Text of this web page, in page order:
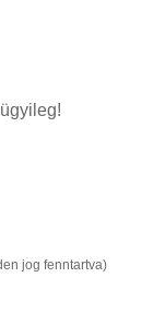
jog fenntartva)